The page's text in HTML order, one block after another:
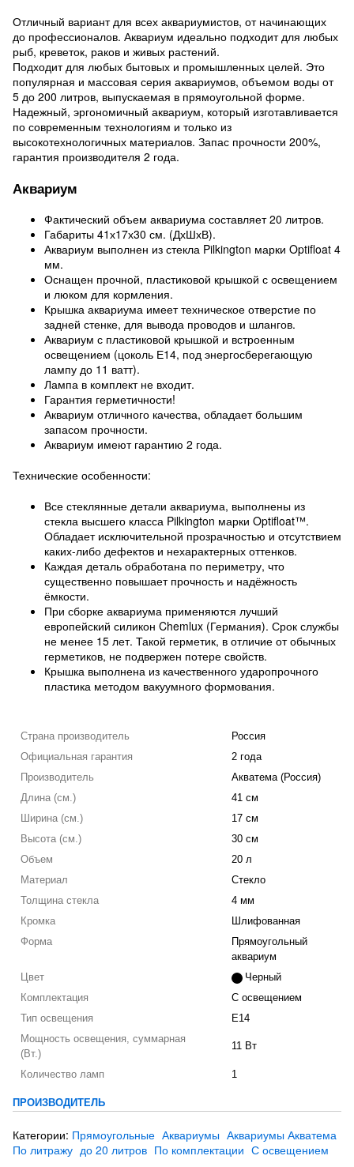
Отличный вариант для всех аквариумистов, от начинающих
до профессионалов. Аквариум идеально подходит для любых
рыб, креветок, раков и живых растений.
Подходит для любых бытовых и промышленных целей. Это
популярная и массовая серия аквариумов, объемом воды от
5 до 200 литров, выпускаемая в прямоугольной форме.
Надежный, эргономичный аквариум, который изготавливается
по современным технологиям и только из
высокотехнологичных материалов. Запас прочности 200%,
гарантия производителя 2 года.
Аквариум
Фактический объем аквариума составляет 20 литров.
Габариты 41х17х30 см. (ДхШхВ).
Аквариум выполнен из стекла Pilkington марки Optifloat 4
мм.
Оснащен прочной, пластиковой крышкой с освещением
и люком для кормления.
Крышка аквариума имеет техническое отверстие по
задней стенке, для вывода проводов и шлангов.
Аквариум с пластиковой крышкой и встроенным
освещением (цоколь Е14, под энергосберегающую
лампу до 11 ватт).
Лампа в комплект не входит.
Гарантия герметичности!
Аквариум отличного качества, обладает большим
запасом прочности.
Аквариум имеют гарантию 2 года.
Технические особенности:
Все стеклянные детали аквариума, выполнены из
стекла высшего класса Pilkington марки Optifloat™.
Обладает исключительной прозрачностью и отсутствием
каких-либо дефектов и нехарактерных оттенков.
Каждая деталь обработана по периметру, что
существенно повышает прочность и надёжность
ёмкости.
При сборке аквариума применяются лучший
европейский силикон Chemlux (Германия). Срок службы
не менее 15 лет. Такой герметик, в отличие от обычных
герметиков, не подвержен потере свойств.
Крышка выполнена из качественного ударопрочного
пластика методом вакуумного формования.
Страна производитель
Россия
Официальная гарантия
2 года
Производитель
Акватема (Россия)
Длина (см.)
41 см
Ширина (см.)
17 см
Высота (см.)
30 см
Объем
20 л
Материал
Стекло
Толщина стекла
4 мм
Кромка
Шлифованная
Форма
Прямоугольный
аквариум
Цвет
Черный
Комплектация
С освещением
Тип освещения
E14
Мощность освещения, суммарная
(Вт.)
11 Вт
Количество ламп 1
ПРОИЗВОДИТЕЛЬ
Категории: Прямоугольные Аквариумы Аквариумы Акватема
По литражу до 20 литров По комплектации С освещением